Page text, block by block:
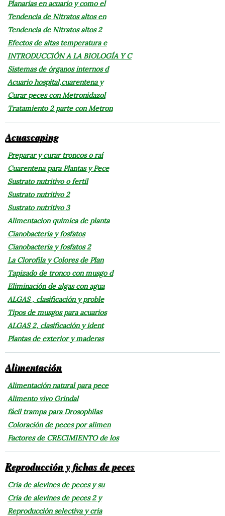
Planarias en acuario y como el
Tendencia de Nitratos altos en
Tendencia de Nitratos altos 2
Efectos de altas temperatura e
INTRODUCCIÓN A LA BIOLOGÍA Y C
Sistemas de órganos internos d
Acuario hospital,cuarentena y
Curar peces con Metronidazol
Tratamiento 2 parte con Metron
Acuascaping
Preparar y curar troncos o raí
Cuarentena para Plantas y Pece
Sustrato nutritivo o fertil
Sustrato nutritivo 2
Sustrato nutritivo 3
Alimentacion química de planta
Cianobacteria y fosfatos
Cianobacteria y fosfatos 2
La Clorofila y Colores de Plan
Tapizado de tronco con musgo d
Eliminación de algas con agua
ALGAS , clasificación y proble
Tipos de musgos para acuarios
ALGAS 2, clasificación y ident
Plantas de exterior y maderas
Alimentación
Alimentación natural para pece
Alimento vivo Grindal
fácil trampa para Drosophilas
Coloración de peces por alimen
Factores de CRECIMIENTO de los
Reproducción y fichas de peces
Cria de alevines de peces y su
Cria de alevines de peces 2 y
Reproducción selectiva y cria